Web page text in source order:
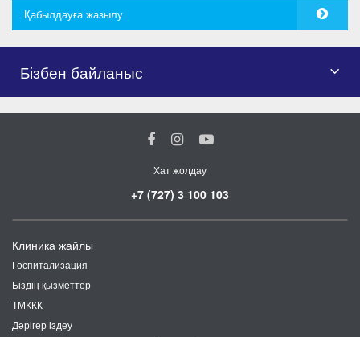
Қабылдауға жазылу
Бізбен байланыс
Хат жолдау
+7 (727) 3 100 103
Клиника жайлы
Госпитализация
Біздің қызметтер
ТМККК
Дәрігер іздеу